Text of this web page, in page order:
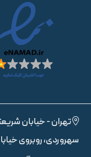
تهران - خیابان
سهروردی، روبروی